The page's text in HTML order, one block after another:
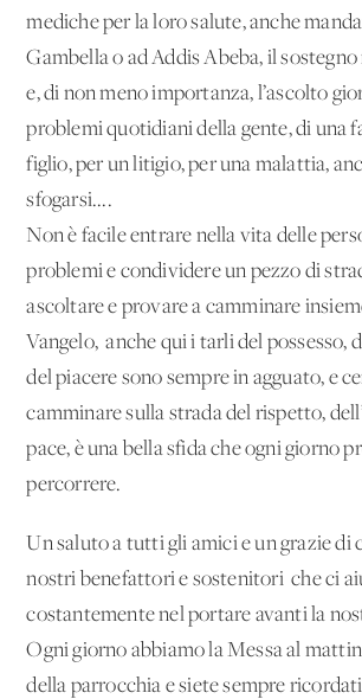
mediche per la loro salute, anche
Gambella o ad Addis Abeba, il
e, di non meno importanza, l’ascolto
problemi quotidiani della gente, di una
figlio, per un litigio, per una malattia,
sfogarsi....
Non è facile entrare nella vita delle
problemi e condividere un pezzo di
ascoltare e provare a camminare
Vangelo, anche qui i tarli del possesso,
del piacere sono sempre in agguato, e
camminare sulla strada del rispetto,
pace, è una bella sfida che ogni giorno
percorrere.
Un saluto a tutti gli amici e un grazie di
nostri benefattori e sostenitori che ci
costantemente nel portare avanti la
Ogni giorno abbiamo la Messa al
della parrocchia e siete sempre